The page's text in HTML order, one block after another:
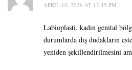
APRIL 10, 2026 AT 12:45 PM
Labioplasti, kadın genital
durumlarda dış dudakların
yeniden şekillendirilmesini